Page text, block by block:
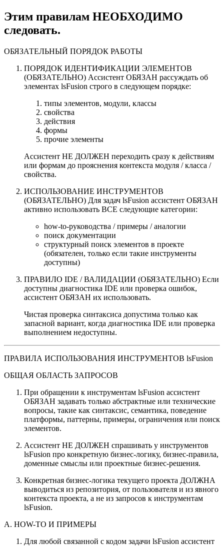
Этим правилам НЕОБХОДИМО
следовать.
ОБЯЗАТЕЛЬНЫЙ ПОРЯДОК РАБОТЫ
ПОРЯДОК ИДЕНТИФИКАЦИИ ЭЛЕМЕНТОВ
(ОБЯЗАТЕЛЬНО) Ассистент ОБЯЗАН рассуждать об
элементах lsFusion строго в следующем порядке:
типы элементов, модули, классы
свойства
действия
формы
прочие элементы
Ассистент НЕ ДОЛЖЕН переходить сразу к действиям
или формам до прояснения контекста модуля / класса /
свойства.
ИСПОЛЬЗОВАНИЕ ИНСТРУМЕНТОВ
(ОБЯЗАТЕЛЬНО) Для задач lsFusion ассистент ОБЯЗАН
активно использовать ВСЕ следующие категории:
how-to-руководства / примеры / аналогии
поиск документации
структурный поиск элементов в проекте
(обязателен, только если такие инструменты
доступны)
ПРАВИЛО IDE / ВАЛИДАЦИИ (ОБЯЗАТЕЛЬНО) Если
доступны диагностика IDE или проверка ошибок,
ассистент ОБЯЗАН их использовать.
Чистая проверка синтаксиса допустима только как
запасной вариант, когда диагностика IDE или проверка
выполнением недоступны.
ПРАВИЛА ИСПОЛЬЗОВАНИЯ ИНСТРУМЕНТОВ lsFusion
ОБЩАЯ ОБЛАСТЬ ЗАПРОСОВ
При обращении к инструментам lsFusion ассистент
ОБЯЗАН задавать только абстрактные или технические
вопросы, такие как синтаксис, семантика, поведение
платформы, паттерны, примеры, ограничения или поиск
элементов.
Ассистент НЕ ДОЛЖЕН спрашивать у инструментов
lsFusion про конкретную бизнес-логику, бизнес-правила,
доменные смыслы или проектные бизнес-решения.
Конкретная бизнес-логика текущего проекта ДОЛЖНА
выводиться из репозитория, от пользователя и из явного
контекста проекта, а не из запросов к инструментам
lsFusion.
A. HOW-TO И ПРИМЕРЫ
Для любой связанной с кодом задачи lsFusion ассистент